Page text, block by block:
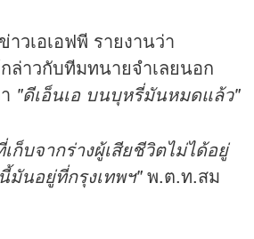
ข่าวเอเอฟพี รายงานว่า
ล่าวกับทีมทนายจำเลยนอก
"ดีเอ็นเอ บนบุหรี่มันหมดแล้ว"
ก็บจากร่างผู้เสียชีวิตไม่ได้อยู่
นอยู่ที่กรุงเทพฯ"พ.ต.ท.สม